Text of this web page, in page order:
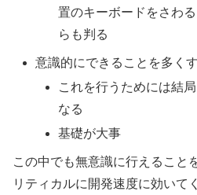
置のキーボードをさわ
らも判る
意識的にできることを多く
これを行うためには結
なる
基礎が大事
この中でも無意識に行えること
リティカルに開発速度に効いて